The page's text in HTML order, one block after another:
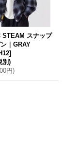
STEAM スナップ
｜GRAY
]
別)
円)